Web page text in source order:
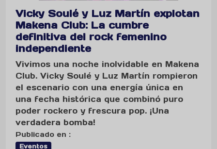
Vicky Soulé y Luz Martín explotan
Makena Club: La cumbre
definitiva del rock femenino
independiente
Vivimos una noche inolvidable en Makena
Club. Vicky Soulé y Luz Martín rompieron
el escenario con una energía única en
una fecha histórica que combinó puro
poder rockero y frescura pop. ¡Una
verdadera bomba!
Publicado en :
Eventos